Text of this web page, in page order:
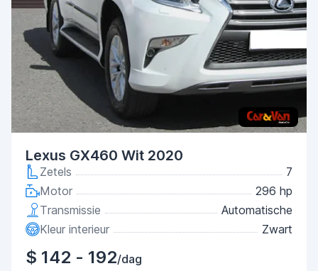
Lexus GX460 Wit 2020
Zetels
7
Motor
296 hp
Transmissie
Automatische
Kleur interieur
Zwart
$ 142 - 192/dag